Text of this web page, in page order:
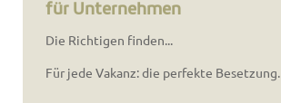
für Unternehmen
Die Richtigen finden...
Für jede Vakanz: die perfekte Besetzung.